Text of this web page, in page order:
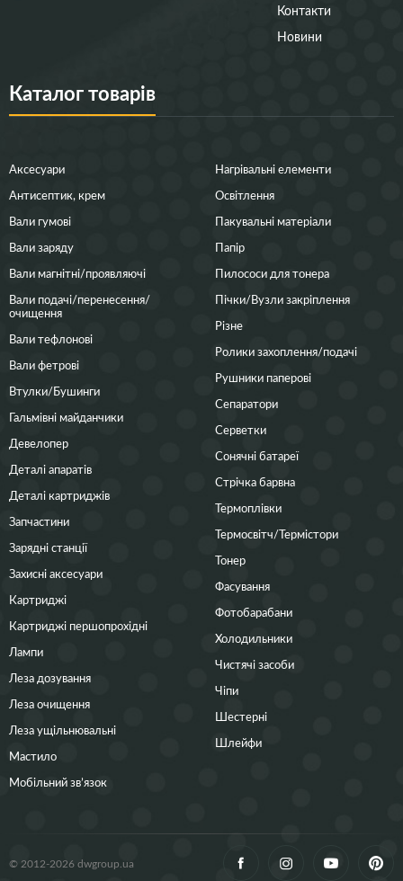
Контакти
Новини
Каталог товарів
Аксесуари
Антисептик, крем
Вали гумові
Вали заряду
Вали магнітні/проявляючі
Вали подачі/перенесення/
очищення
Вали тефлонові
Вали фетрові
Втулки/Бушинги
Гальмівні майданчики
Девелопер
Деталі апаратів
Деталі картриджів
Запчастини
Зарядні станції
Захисні аксесуари
Картриджі
Картриджі першопрохідні
Лампи
Леза дозування
Леза очищення
Леза ущільнювальні
Мастило
Мобільний зв’язок
Нагрівальні елементи
Освітлення
Пакувальні матеріали
Папір
Пилососи для тонера
Пічки/Вузли закріплення
Різне
Ролики захоплення/подачі
Рушники паперові
Сепаратори
Серветки
Сонячні батареї
Стрічка барвна
Термоплівки
Термосвітч/Термістори
Тонер
Фасування
Фотобарабани
Холодильники
Чистячі засоби
Чіпи
Шестерні
Шлейфи
© 2012-2026 dwgroup.ua